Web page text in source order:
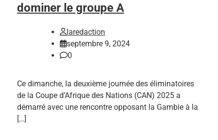
dominer le groupe A
laredaction
septembre 9, 2024
0
Ce dimanche, la deuxième journée des éliminatoires
de la Coupe d’Afrique des Nations (CAN) 2025 a
démarré avec une rencontre opposant la Gambie à la
[…]